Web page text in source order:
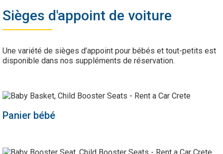
Sièges d'appoint de voiture
Une variété de sièges d’appoint pour bébés et tout-petits est
disponible dans nos suppléments de réservation.
Panier bébé